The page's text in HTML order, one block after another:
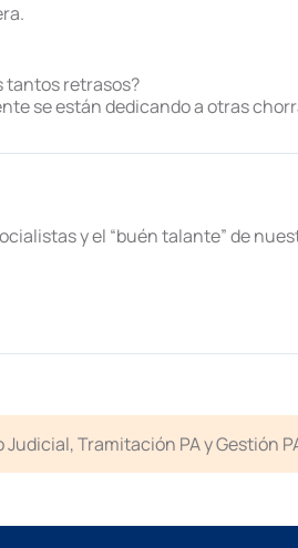
tantos retrasos?
se están dedicando a otras
y el “buén talante” de
Tramitación PA y Gestión